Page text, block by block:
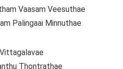
Vaasam Veesuthae
Palingaai Minnuthae
Thontrathae